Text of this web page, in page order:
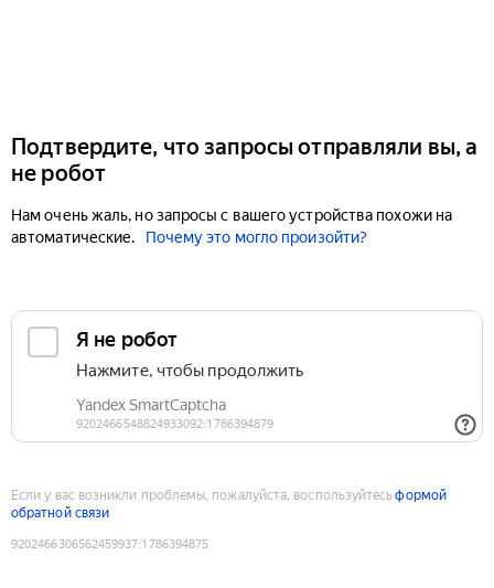
Подтвердите, что запросы отправляли вы, а
не робот
Нам очень жаль, но запросы с вашего устройства похожи на
автоматические.
Почему это могло произойти?
Если у вас возникли проблемы, пожалуйста, воспользуйтесьформой
обратной связи
9202466306562459937:1786394875